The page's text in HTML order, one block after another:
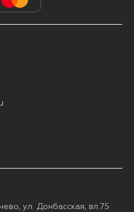
ул. Донбасская, вл.75